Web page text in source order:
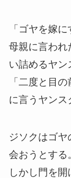
「ゴヤを嫁
母親に言われ
い詰めるヤン
「二度と目
に言うヤンス
ジソクはゴ
会おうとする
しかし門を